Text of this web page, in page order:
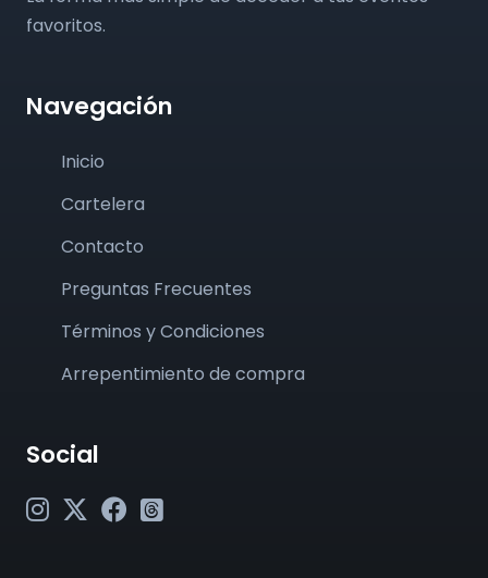
favoritos.
Navegación
Inicio
Cartelera
Contacto
Preguntas Frecuentes
Términos y Condiciones
Arrepentimiento de compra
Social